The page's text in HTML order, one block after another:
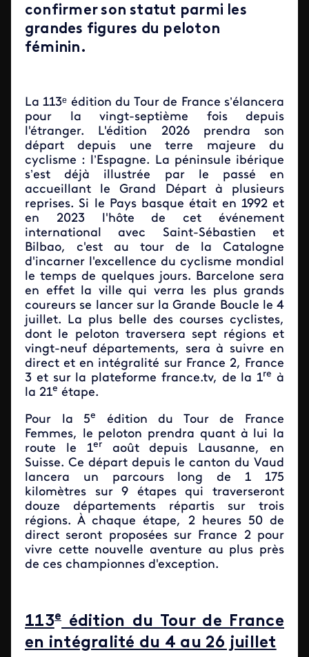
confirmer son statut parmi les
grandes figures du peloton
féminin.
La 113ᵉ édition du Tour de France s’élancera
pour la vingt-septième fois depuis
l'étranger. L'édition 2026 prendra son
départ depuis une terre majeure du
cyclisme : l’Espagne. La péninsule ibérique
s’est déjà illustrée par le passé en
accueillant le Grand Départ à plusieurs
reprises. Si le Pays basque était en 1992 et
en 2023 l'hôte de cet événement
international avec Saint-Sébastien et
Bilbao, c'est au tour de la Catalogne
d'incarner l'excellence du cyclisme mondial
le temps de quelques jours. Barcelone sera
en effet la ville qui verra les plus grands
coureurs se lancer sur la Grande Boucle le 4
juillet. La plus belle des courses cyclistes,
dont le peloton traversera sept régions et
vingt-neuf départements, sera à suivre en
direct et en intégralité sur France 2, France
3 et sur la plateforme france.tv, de la 1re
à
la 21e étape.
Pour la 5e
édition du Tour de France
Femmes, le peloton prendra quant à lui la
route le 1er
août depuis Lausanne, en
Suisse. Ce départ depuis le canton du Vaud
lancera un parcours long de 1 175
kilomètres sur 9 étapes qui traverseront
douze départements répartis sur trois
régions. Àchaque étape, 2 heures 50 de
direct seront proposées sur France 2 pour
vivre cette nouvelle aventure au plus près
de ces championnes d'exception.
113e
édition du Tour de France
en intégralité du 4 au 26 juillet